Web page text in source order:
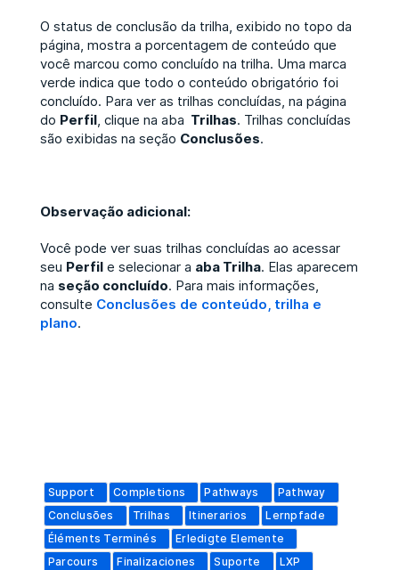
O status de conclusão da trilha, exibido no topo da
página, mostra a porcentagem de conteúdo que
você marcou como concluído na trilha. Uma marca
verde indica que todo o conteúdo obrigatório foi
concluído. Para ver as trilhas concluídas, na página
do Perfil, clique na aba Trilhas. Trilhas concluídas
são exibidas na seção Conclusões.
Observação adicional:
Você pode ver suas trilhas concluídas ao acessar
seu Perfile selecionar a aba Trilha. Elas aparecem
na seção concluído. Para mais informações,
consulte Conclusões de conteúdo, trilha e
plano.
Support Completions Pathways
Pathway
Conclusões
Trilhas Itinerarios
Lernpfade
Éléments Terminés
Erledigte Elemente
Parcours
Finalizaciones Suporte LXP